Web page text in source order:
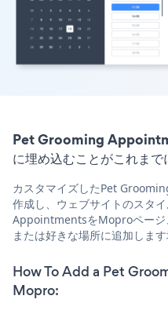
Pet Grooming
に埋め込むことがこれま
カスタマイズしたPet
作成し、ウェブサイトのスタ
AppointmentsをMoproページ
または好きな場所に追加します
How To Add a Pet
Mopro: